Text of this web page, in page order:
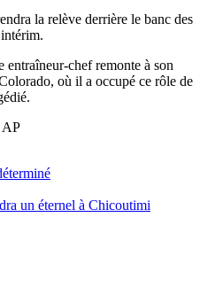
la relève derrière le banc des
entraîneur-chef remonte à son
où il a occupé ce rôle de
AP
:
un éternel à Chicoutimi